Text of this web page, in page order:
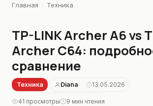
Главная Техника
TP-LINK Archer A6 vs
Archer C64:
сравнение
Техника Diana 13.05.2026
41 просмотры 9 мин чтения